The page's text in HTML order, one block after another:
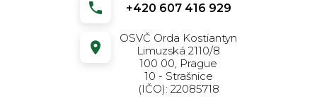
+420 607 416 929
OSVČ Orda Kostiantyn
Limuzská 2110/8
100 00, Prague
10 - Strašnice
(IČO): 22085718